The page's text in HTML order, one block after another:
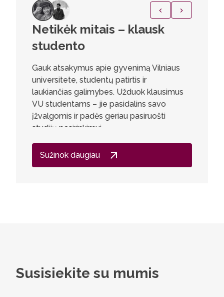
Netikėk mitais – klausk
studento
Gauk atsakymus apie gyvenimą Vilniaus
universitete, studentų patirtis ir
laukiančias galimybes. Užduok klausimus
VU studentams – jie pasidalins savo
įžvalgomis ir padės geriau pasiruošti
studijų pasirinkimui.
Sužinok daugiau
Susisiekite su mumis